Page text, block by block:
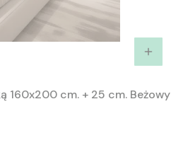
160x200 cm. + 25 cm. Beżowy